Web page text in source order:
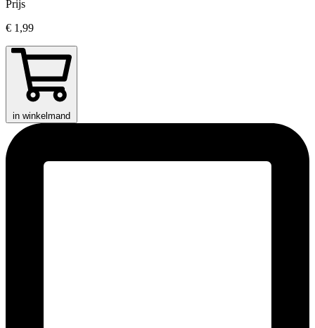
Prijs
€ 1,99
in winkelmand